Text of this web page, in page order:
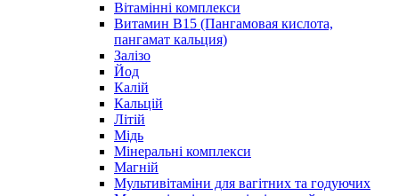
Вітамінні комплекси
Витамин B15 (Пангамовая кислота,
пангамат кальция)
Залізо
Йод
Калій
Кальцій
Літій
Мідь
Мінеральні комплекси
Магній
Мультивітаміни для вагітних та годуючих